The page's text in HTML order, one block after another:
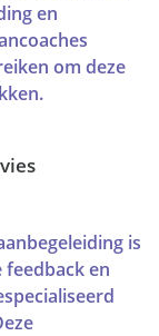
en
om deze
is
en